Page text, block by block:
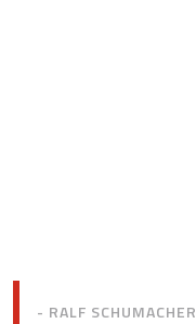
- RALF SCHUMACHER